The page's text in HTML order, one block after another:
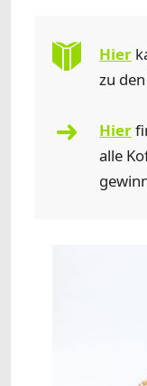
Hier
zu
Hier
alle